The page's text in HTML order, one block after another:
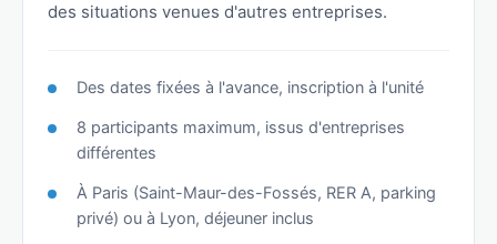
des situations venues d'autres entreprises.
Des dates fixées à l'avance, inscription à l'unité
8 participants maximum, issus d'entreprises
différentes
À Paris (Saint-Maur-des-Fossés, RER A, parking
privé) ou à Lyon, déjeuner inclus